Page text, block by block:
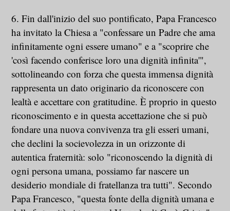
6. Fin dall'inizio del suo pontificato, Papa Francesco
ha invitato la Chiesa a "confessare un Padre che ama
infinitamente ogni essere umano" e a "scoprire che
'così facendo conferisce loro una dignità infinita'",
sottolineando con forza che questa immensa dignità
rappresenta un dato originario da riconoscere con
lealtà e accettare con gratitudine. È proprio in questo
riconoscimento e in questa accettazione che si può
fondare una nuova convivenza tra gli esseri umani,
che declini la socievolezza in un orizzonte di
autentica fraternità: solo "riconoscendo la dignità di
ogni persona umana, possiamo far nascere un
desiderio mondiale di fratellanza tra tutti". Secondo
Papa Francesco, "questa fonte della dignità umana e